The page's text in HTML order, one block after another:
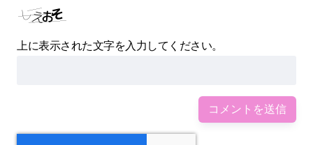
上に表示された文字を入力してください。